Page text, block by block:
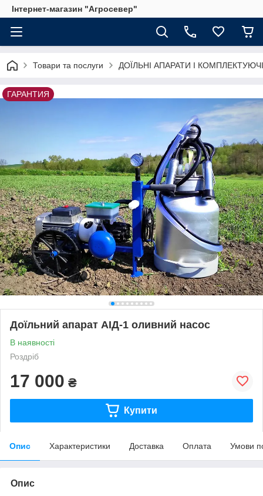
Інтернет-магазин "Агросевер"
Товари та послуги ДОЇЛЬНІ АПАРАТИ І КОМПЛЕКТУЮЧІ
ГАРАНТИЯ
Доїльний апарат АІД-1 оливний насос
В наявності
Роздріб
17 000 ₴
Купити
Опис Характеристики Доставка Оплата Умови
Опис